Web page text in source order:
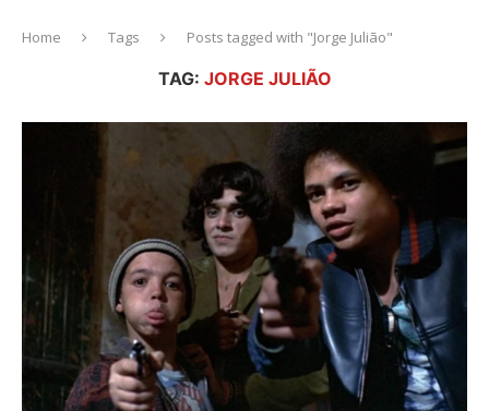
Home Tags Posts tagged with "Jorge Julião"
TAG: JORGE JULIÃO